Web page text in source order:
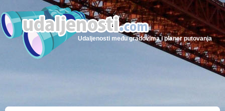
Udaljenosti među gradovima i planer putovanja